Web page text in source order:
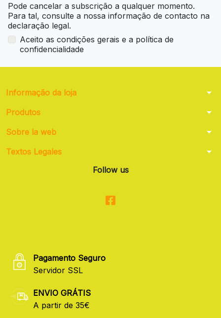
Pode cancelar a subscrição a qualquer momento.
Para tal, consulte a nossa informação de contacto na
declaração legal.
Aceito as condições gerais e a política de
confidencialidade
Informação da loja arrow_drop_down
Produtos arrow_drop_down
Sobre la web arrow_drop_down
Textos Legales arrow_drop_down
Follow us
Pagamento Seguro
Servidor SSL
ENVIO GRÁTIS
A partir de 35€